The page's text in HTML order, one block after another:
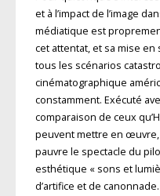
et à l’impact de l’image
médiatique est
cet attentat, et sa mise
tous les scénarios
cinématographique
constamment. Exécuté
comparaison de ceux
peuvent mettre en
pauvre le spectacle du
esthétique « sons et
d’artifice et de